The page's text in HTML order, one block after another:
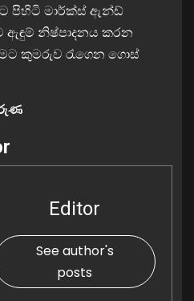
පිහිටි මාර්ක්ස් ඇන්ඩ්
ඇඳුම් නිෂ්පාදනය කරන
කුමරුව රැගෙන ගොස්
Editor
See author's
posts